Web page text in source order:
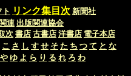
リンク集目次 新聞社
連 出版関連協会
次 書店 古書店 洋書店 電子本店
こ さ し す せ そ た ち つ て と な
や ゆ よ ら り る れ ろ わ